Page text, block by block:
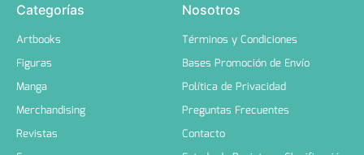
Categorías
Artbooks
Figuras
Manga
Merchandising
Revistas
Nosotros
Términos y Condiciones
Bases Promoción de Envío
Política de Privacidad
Preguntas Frecuentes
Contacto